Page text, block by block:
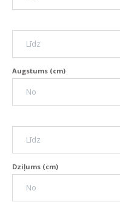
Augstums (cm)
Dziļums (cm)